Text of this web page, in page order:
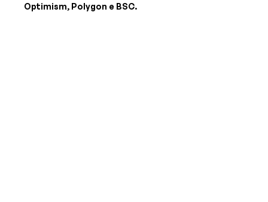
Optimism, Polygon e BSC.